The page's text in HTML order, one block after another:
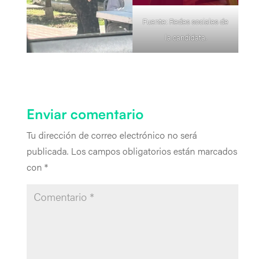
Fuente: Redes sociales de
la candidata.
Enviar comentario
Tu dirección de correo electrónico no será
publicada. Los campos obligatorios están marcados
con *